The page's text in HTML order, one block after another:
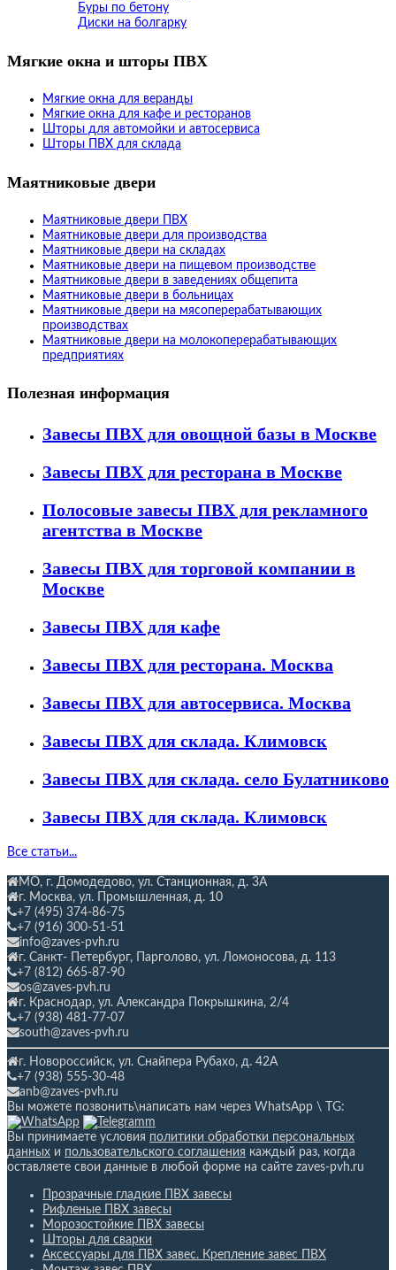
Буры по бетону
Диски на болгарку
Мягкие окна и шторы ПВХ
Мягкие окна для веранды
Мягкие окна для кафе и ресторанов
Шторы для автомойки и автосервиса
Шторы ПВХ для склада
Маятниковые двери
Маятниковые двери ПВХ
Маятниковые двери для производства
Маятниковые двери на складах
Маятниковые двери на пищевом производстве
Маятниковые двери в заведениях общепита
Маятниковые двери в больницах
Маятниковые двери на мясоперерабатывающих
производствах
Маятниковые двери на молокоперерабатывающих
предприятиях
Полезная информация
Завесы ПВХ для овощной базы в Москве
Завесы ПВХ для ресторана в Москве
Полосовые завесы ПВХ для рекламного
агентства в Москве
Завесы ПВХ для торговой компании в
Москве
Завесы ПВХ для кафе
Завесы ПВХ для ресторана. Москва
Завесы ПВХ для автосервиса. Москва
Завесы ПВХ для склада. Климовск
Завесы ПВХ для склада. село Булатниково
Завесы ПВХ для склада. Климовск
Все статьи...
МО, г. Домодедово, ул. Станционная, д. 3А
г. Москва, ул. Промышленная, д. 10
+7 (495) 374-86-75
+7 (916) 300-51-51
info@zaves-pvh.ru
г. Санкт- Петербург, Парголово, ул. Ломоносова, д. 113
+7 (812) 665-87-90
os@zaves-pvh.ru
г. Краснодар, ул. Александра Покрышкина, 2/4
+7 (938) 481-77-07
south@zaves-pvh.ru
г. Новороссийск, ул. Снайпера Рубахо, д. 42А
+7 (938) 555-30-48
anb@zaves-pvh.ru
Вы можете позвонить\написать нам через WhatsApp \ TG:
Вы принимаете условия политики обработки персональных
данных и пользовательского соглашения каждый раз, когда
оставляете свои данные в любой форме на сайте zaves-pvh.ru
Прозрачные гладкие ПВХ завесы
Рифленые ПВХ завесы
Морозостойкие ПВХ завесы
Шторы для сварки
Аксессуары для ПВХ завес. Крепление завес ПВХ